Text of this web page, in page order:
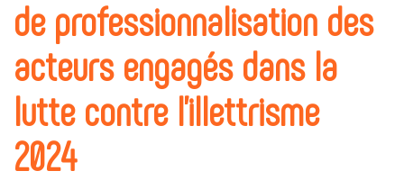
de professionnalisation des
acteurs engagés dans la
lutte contre l’illettrisme
2024